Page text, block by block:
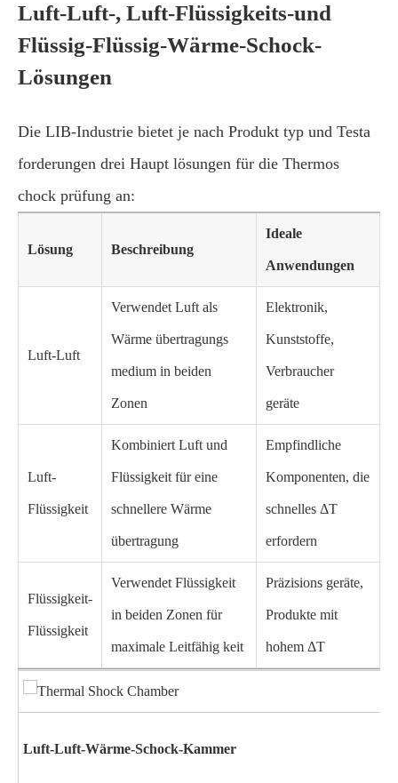
Luft-Luft-, Luft-Flüssigkeits-und
Flüssig-Flüssig-Wärme-Schock-
Lösungen
Die LIB-Industrie bietet je nach Produkt typ und Testa
forderungen drei Haupt lösungen für die Thermos
chock prüfung an:
Lösung Beschreibung
Ideale
Anwendungen
Luft-Luft
Verwendet Luft als
Wärme übertragungs
medium in beiden
Zonen
Elektronik,
Kunststoffe,
Verbraucher
geräte
Luft-
Flüssigkeit
Kombiniert Luft und
Flüssigkeit für eine
schnellere Wärme
übertragung
Empfindliche
Komponenten, die
schnelles ΔT
erfordern
Flüssigkeit-
Flüssigkeit
Verwendet Flüssigkeit
in beiden Zonen für
maximale Leitfähig keit
Präzisions geräte,
Produkte mit
hohem ΔT
Luft-Luft-Wärme-Schock-Kammer